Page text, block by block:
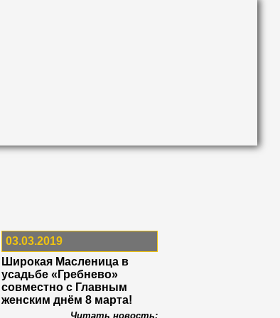
03.03.2019
Широкая Масленица в
усадьбе «Гребнево»
совместно с Главным
женским днём 8 марта!
Читать новость: